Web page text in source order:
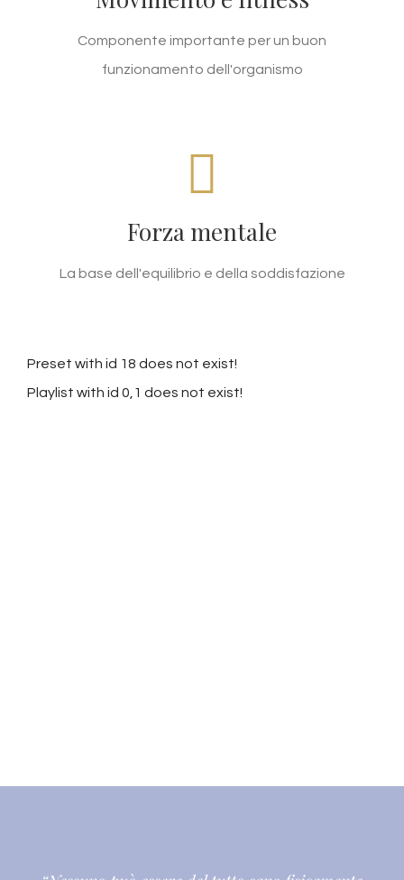
Componente importante per un buon
funzionamento dell'organismo
Forza mentale
La base dell'equilibrio e della soddisfazione
SANI E IN FORMA
un metodo che viene impiegato da migliaia di
Preset with id 18 does not exist!
Playlist with id 0,1 does not exist!